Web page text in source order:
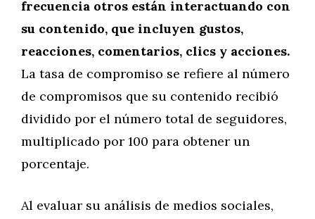
frecuencia otros están interactuando con
su contenido, que incluyen gustos,
reacciones, comentarios, clics y acciones.
La tasa de compromiso se refiere al número
de compromisos que su contenido recibió
dividido por el número total de seguidores,
multiplicado por 100 para obtener un
porcentaje.
Al evaluar su análisis de medios sociales,